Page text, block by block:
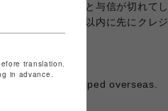
30日を超えますと与信が切れてし
ーダーから30日以内に先にクレジ
承願います。
ません。
cannot be shipped overseas.
translation.
in advance.